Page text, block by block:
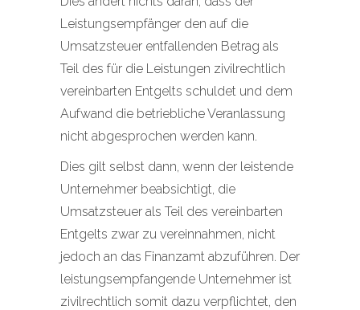
Leistungsempfänger den auf die
Umsatzsteuer entfallenden Betrag als
Teil des für die Leistungen zivilrechtlich
vereinbarten Entgelts schuldet und dem
Aufwand die betriebliche Veranlassung
nicht abgesprochen werden kann.
Dies gilt selbst dann, wenn der leistende
Unternehmer beabsichtigt, die
Umsatzsteuer als Teil des vereinbarten
Entgelts zwar zu vereinnahmen, nicht
jedoch an das Finanzamt abzuführen. Der
leistungsempfangende Unternehmer ist
zivilrechtlich somit dazu verpflichtet, den